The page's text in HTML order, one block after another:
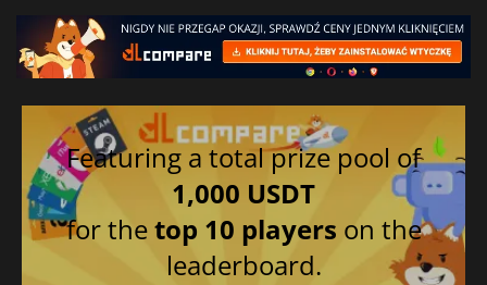
Featuring a total prize pool of
1,000 USDT
for thetop 10 players on the
leaderboard.